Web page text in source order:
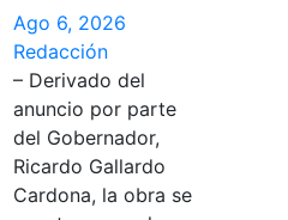
Ago 6, 2026
Redacción
– Derivado del
anuncio por parte
del Gobernador,
Ricardo Gallardo
Cardona, la obra se